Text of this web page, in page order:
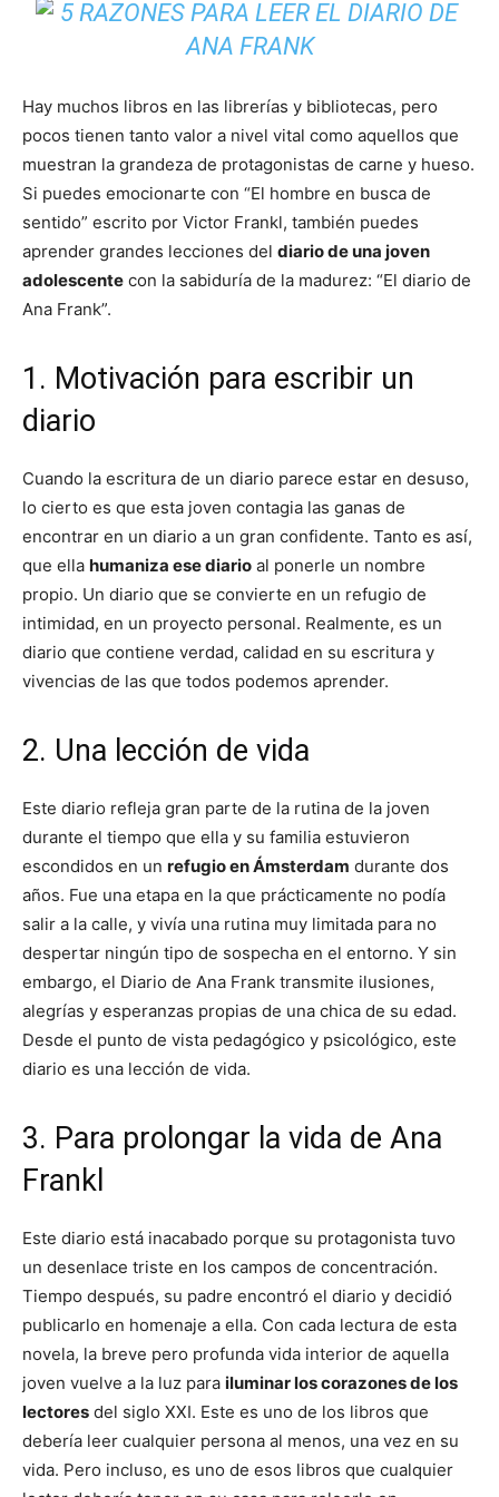
Hay muchos libros en las librerías y bibliotecas, pero
pocos tienen tanto valor a nivel vital como aquellos que
muestran la grandeza de protagonistas de carne y hueso.
Si puedes emocionarte con “El hombre en busca de
sentido” escrito por Victor Frankl, también puedes
aprender grandes lecciones del diario de una joven
adolescente con la sabiduría de la madurez: “El diario de
Ana Frank”.
1. Motivación para escribir un
diario
Cuando la escritura de un diario parece estar en desuso,
lo cierto es que esta joven contagia las ganas de
encontrar en un diario a un gran confidente. Tanto es así,
que ella humaniza ese diario al ponerle un nombre
propio. Un diario que se convierte en un refugio de
intimidad, en un proyecto personal. Realmente, es un
diario que contiene verdad, calidad en su escritura y
vivencias de las que todos podemos aprender.
2. Una lección de vida
Este diario refleja gran parte de la rutina de la joven
durante el tiempo que ella y su familia estuvieron
escondidos en un refugio en Ámsterdam durante dos
años. Fue una etapa en la que prácticamente no podía
salir a la calle, y vivía una rutina muy limitada para no
despertar ningún tipo de sospecha en el entorno. Y sin
embargo, el Diario de Ana Frank transmite ilusiones,
alegrías y esperanzas propias de una chica de su edad.
Desde el punto de vista pedagógico y psicológico, este
diario es una lección de vida.
3. Para prolongar la vida de Ana
Frankl
Este diario está inacabado porque su protagonista tuvo
un desenlace triste en los campos de concentración.
Tiempo después, su padre encontró el diario y decidió
publicarlo en homenaje a ella. Con cada lectura de esta
novela, la breve pero profunda vida interior de aquella
joven vuelve a la luz para iluminar los corazones de los
lectores del siglo XXI. Este es uno de los libros que
debería leer cualquier persona al menos, una vez en su
vida. Pero incluso, es uno de esos libros que cualquier